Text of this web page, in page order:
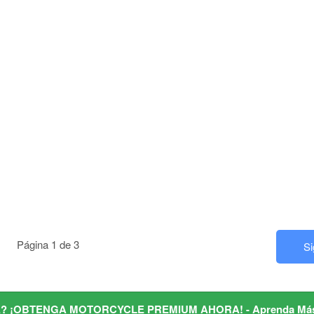
Página 1 de 3
¡OBTENGA MOTORCYCLE PREMIUM AHORA! - Aprenda